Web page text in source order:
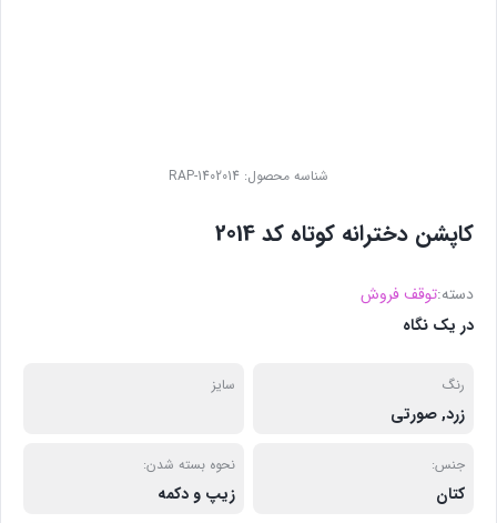
شناسه محصول: RAP-1402014
کاپشن دخترانه کوتاه کد 2014
دسته:توقف فروش
در یک نگاه
رنگ
زرد,صورتی
سایز
جنس:
کتان
نحوه بسته شدن:
زیپ و دکمه